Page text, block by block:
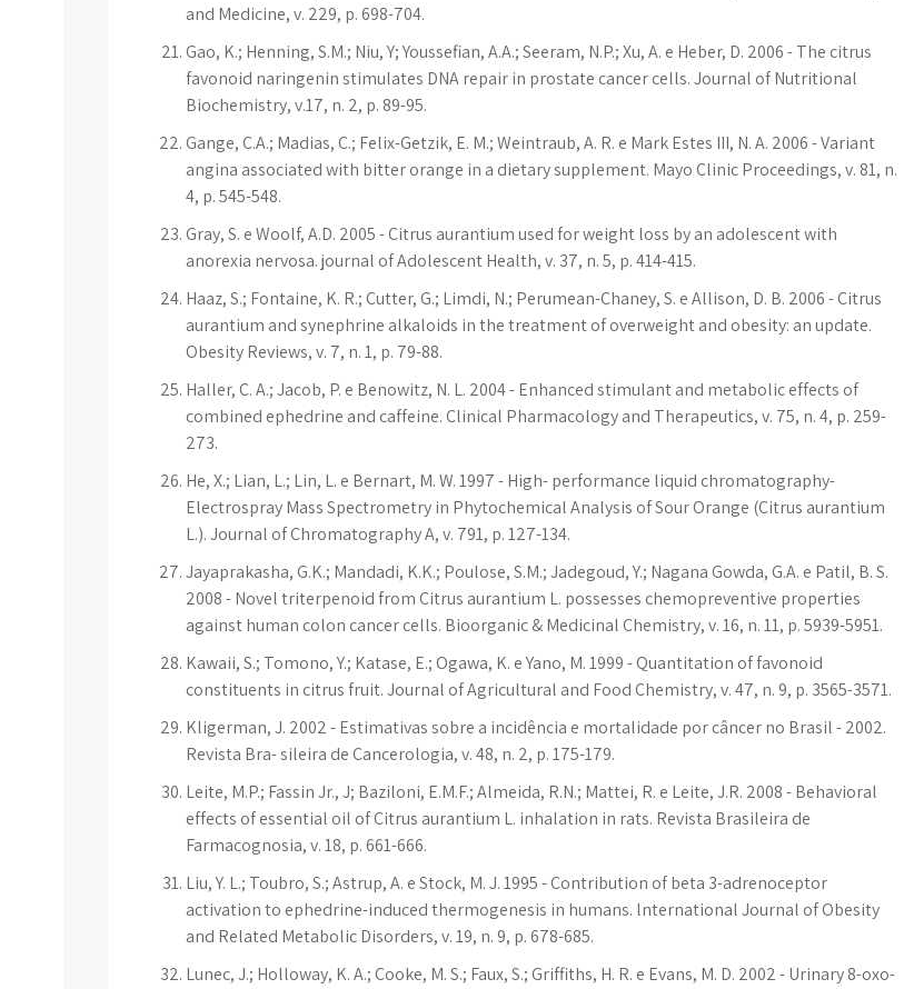
and Medicine, v. 229, p. 698-704.
Gao, K.; Henning, S.M.; Niu, Y; Youssefian, A.A.; Seeram, N.P.; Xu, A. e Heber, D. 2006 - The citrus
favonoid naringenin stimulates DNA repair in prostate cancer cells. Journal of Nutritional
Biochemistry, v.17, n. 2, p. 89-95.
Gange, C.A.; Madias, C.; Felix-Getzik, E. M.; Weintraub, A. R. e Mark Estes III, N. A. 2006 - Variant
angina associated with bitter orange in a dietary supplement. Mayo Clinic Proceedings, v. 81, n.
4, p. 545-548.
Gray, S. e Woolf, A.D. 2005 - Citrus aurantium used for weight loss by an adolescent with
anorexia nervosa. journal of Adolescent Health, v. 37, n. 5, p. 414-415.
Haaz, S.; Fontaine, K. R.; Cutter, G.; Limdi, N.; Perumean-Chaney, S. e Allison, D. B. 2006 - Citrus
aurantium and synephrine alkaloids in the treatment of overweight and obesity: an update.
Obesity Reviews, v. 7, n. 1, p. 79-88.
Haller, C. A.; Jacob, P. e Benowitz, N. L. 2004 - Enhanced stimulant and metabolic effects of
combined ephedrine and caffeine. Clinical Pharmacology and Therapeutics, v. 75, n. 4, p. 259-
273.
He, X.; Lian, L.; Lin, L. e Bernart, M. W. 1997 - High- performance liquid chromatography-
Electrospray Mass Spectrometry in Phytochemical Analysis of Sour Orange (Citrus aurantium
L.). Journal of Chromatography A, v. 791, p. 127-134.
Jayaprakasha, G.K.; Mandadi, K.K.; Poulose, S.M.; Jadegoud, Y.; Nagana Gowda, G.A. e Patil, B. S.
2008 - Novel triterpenoid from Citrus aurantium L. possesses chemopreventive properties
against human colon cancer cells. Bioorganic & Medicinal Chemistry, v. 16, n. 11, p. 5939-5951.
Kawaii, S.; Tomono, Y.; Katase, E.; Ogawa, K. e Yano, M. 1999 - Quantitation of favonoid
constituents in citrus fruit. Journal of Agricultural and Food Chemistry, v. 47, n. 9, p. 3565-3571.
Kligerman, J. 2002 - Estimativas sobre a incidência e mortalidade por câncer no Brasil - 2002.
Revista Bra- sileira de Cancerologia, v. 48, n. 2, p. 175-179.
Leite, M.P.; Fassin Jr., J; Baziloni, E.M.F.; Almeida, R.N.; Mattei, R. e Leite, J.R. 2008 - Behavioral
effects of essential oil of Citrus aurantium L. inhalation in rats. Revista Brasileira de
Farmacognosia, v. 18, p. 661-666.
Liu, Y. L.; Toubro, S.; Astrup, A. e Stock, M. J. 1995 - Contribution of beta 3-adrenoceptor
activation to ephedrine-induced thermogenesis in humans. lnternational Journal of Obesity
and Related Metabolic Disorders, v. 19, n. 9, p. 678-685.
Lunec, J.; Holloway, K. A.; Cooke, M. S.; Faux, S.; Griffiths, H. R. e Evans, M. D. 2002 - Urinary 8-oxo-